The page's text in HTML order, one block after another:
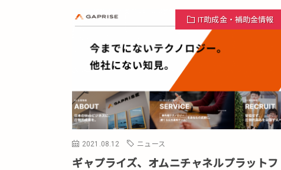
IT助成金・補助金情報
2021.08.12 ニュース
ギャプライズ、オムニチャネルプラットフ